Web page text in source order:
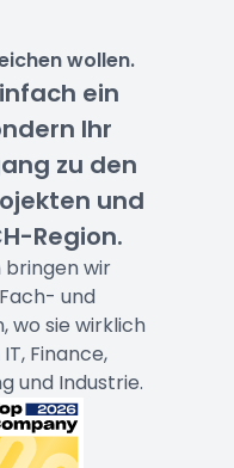
wollen.
ein
Ihr
zu den
und
Region.
bringen wir
und
wo sie wirklich
Finance,
und Industrie.